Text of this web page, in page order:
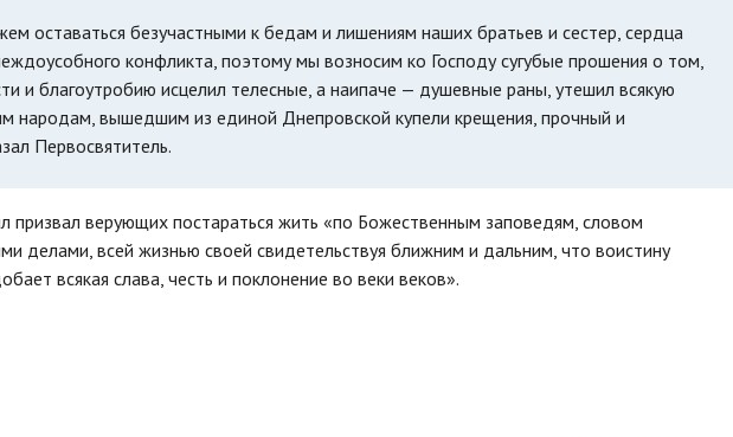
оставаться безучастными к бедам и лишениям наших братьев и сестер, сердца
конфликта, поэтому мы возносим ко Господу сугубые прошения о том,
и благоутробию исцелил телесные, а наипаче — душевные раны, утешил всякую
народам, вышедшим из единой Днепровской купели крещения, прочный и
Первосвятитель.
призвал верующих постараться жить «по Божественным заповедям, словом
делами, всей жизнью своей свидетельствуя ближним и дальним, что воистину
всякая слава, честь и поклонение во веки веков».